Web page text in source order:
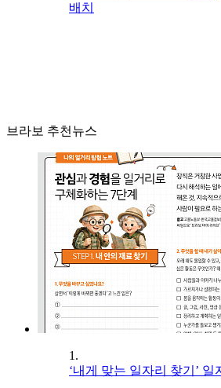
배치
브라보 추천뉴스
1.
‘내게 맞는 일자리 찾기’ 일